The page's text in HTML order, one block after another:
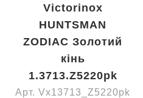
Victorinox
HUNTSMAN
ZODIAC Золотий
кінь
1.3713.Z5220pk
Арт. Vx13713_Z5220pk